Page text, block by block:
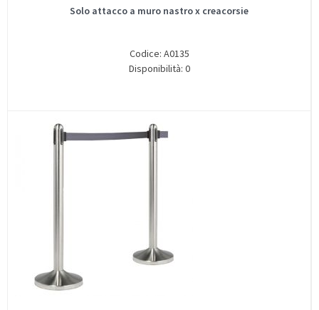
Solo attacco a muro nastro x creacorsie
Codice: A0135
Disponibilità: 0